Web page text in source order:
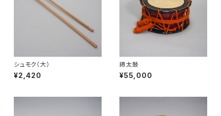
シュモク（大）
¥2,420
締太鼓
¥55,000